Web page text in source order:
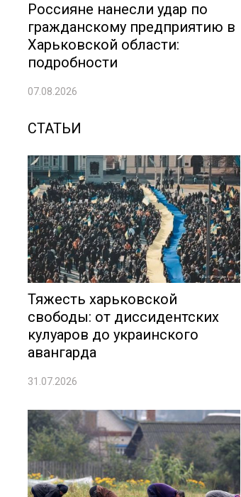
Россияне нанесли удар по
гражданскому предприятию в
Харьковской области:
подробности
07.08.2026
СТАТЬИ
Тяжесть харьковской
свободы: от диссидентских
кулуаров до украинского
авангарда
31.07.2026